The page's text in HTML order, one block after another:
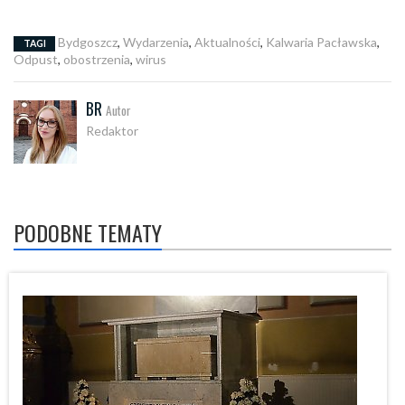
TAGI Bydgoszcz, Wydarzenia, Aktualności, Kalwaria Pacławska,
Odpust, obostrzenia, wirus
BR Autor
Redaktor
PODOBNE TEMATY